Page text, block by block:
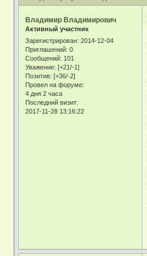
Владимир Владимирович
Активный участник
Зарегистрирован: 2014-12-04
Приглашений: 0
Сообщений: 101
Уважение: [+21/-1]
Позитив: [+36/-2]
Провел на форуме:
4 дня 2 часа
Последний визит:
2017-11-28 13:16:22